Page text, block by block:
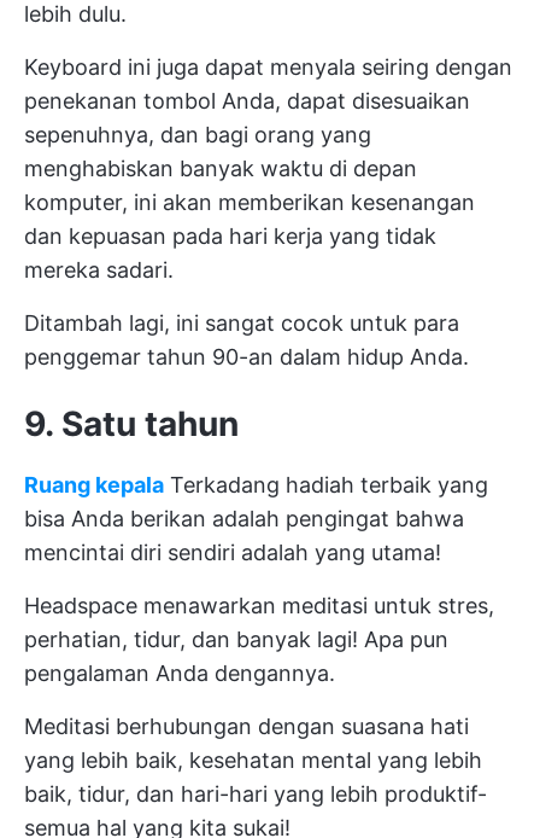
lebih dulu.
Keyboard ini juga dapat menyala seiring dengan
penekanan tombol Anda, dapat disesuaikan
sepenuhnya, dan bagi orang yang
menghabiskan banyak waktu di depan
komputer, ini akan memberikan kesenangan
dan kepuasan pada hari kerja yang tidak
mereka sadari.
Ditambah lagi, ini sangat cocok untuk para
penggemar tahun 90-an dalam hidup Anda.
9. Satu tahun
Ruang kepala Terkadang hadiah terbaik yang
bisa Anda berikan adalah pengingat bahwa
mencintai diri sendiri adalah yang utama!
Headspace menawarkan meditasi untuk stres,
perhatian, tidur, dan banyak lagi! Apa pun
pengalaman Anda dengannya.
Meditasi berhubungan dengan suasana hati
yang lebih baik, kesehatan mental yang lebih
baik, tidur, dan hari-hari yang lebih produktif-
semua hal yang kita sukai!